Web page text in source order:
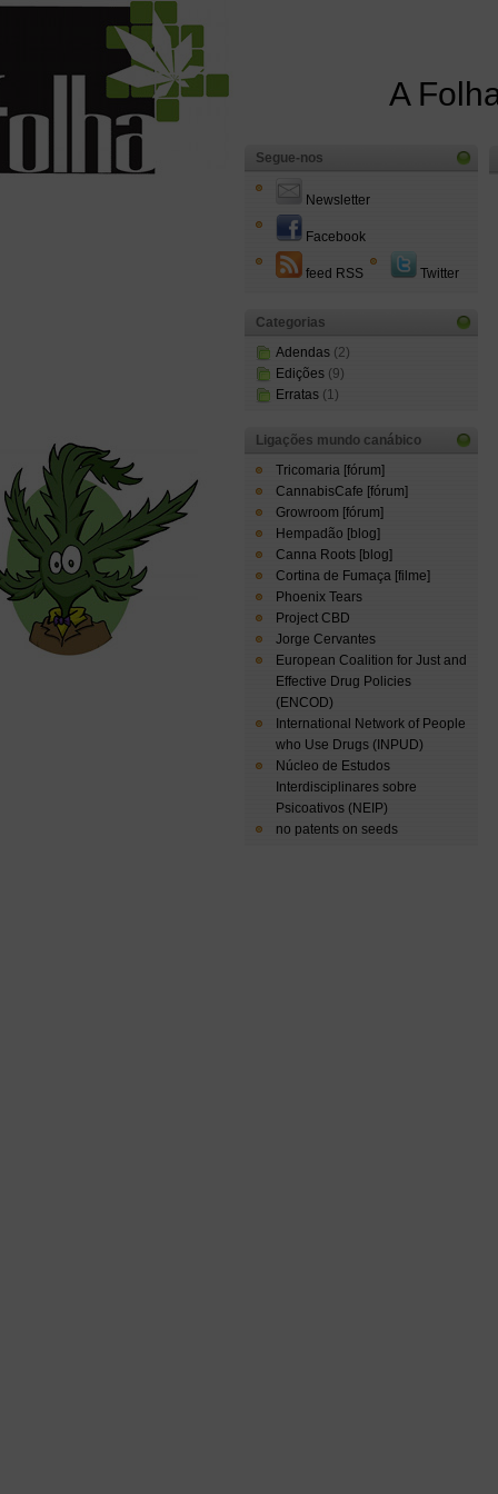
A
Segue-nos
Newsletter
Facebook
feed RSS Twitter
Categorias
Adendas (2)
Edições (9)
Erratas (1)
Ligações mundo canábico
Tricomaria [fórum]
CannabisCafe [fórum]
Growroom [fórum]
Hempadão [blog]
Canna Roots [blog]
Cortina de Fumaça [filme]
Phoenix Tears
Project CBD
Jorge Cervantes
European Coalition for Just and
Effective Drug Policies
(ENCOD)
International Network of People
who Use Drugs (INPUD)
Núcleo de Estudos
Interdisciplinares sobre
Psicoativos (NEIP)
no patents on seeds